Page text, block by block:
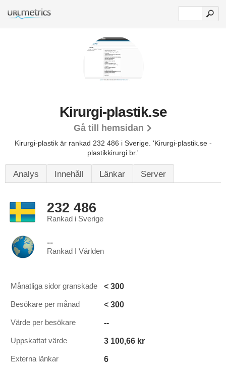
Kirurgi-plastik.se
Gå till hemsidan
Kirurgi-plastik är rankad 232 486 i Sverige. 'Kirurgi-plastik.se -
plastikkirurgi br.'
Analys Innehåll Länkar Server
232 486
Rankad i Sverige
--
Rankad I Världen
Månatliga sidor granskade < 300
Besökare per månad < 300
Värde per besökare --
Uppskattat värde 3 100,66 kr
Externa länkar 6